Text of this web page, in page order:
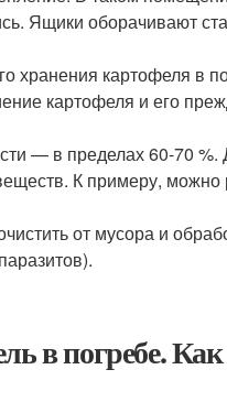
Ящики оборачивают
картофеля в
картофеля и его
— в пределах 60-70 %.
К примеру, можно
от мусора и
в погребе.